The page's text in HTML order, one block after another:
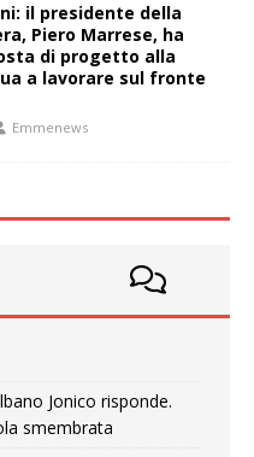
il presidente della
Piero Marrese, ha
di progetto alla
a lavorare sul fronte
Emmenews
Jonico risponde.
smembrata